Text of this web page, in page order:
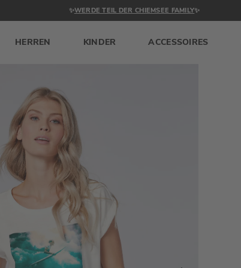
✨WERDE TEIL DER CHIEMSEE FAMILY✨
HERREN KINDER ACCESSOIRES